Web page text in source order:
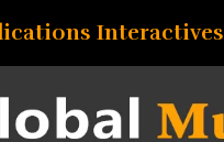
Interactives